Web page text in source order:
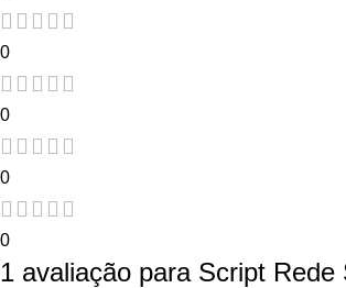
0
0
0
0
1 avaliação para Script Rede